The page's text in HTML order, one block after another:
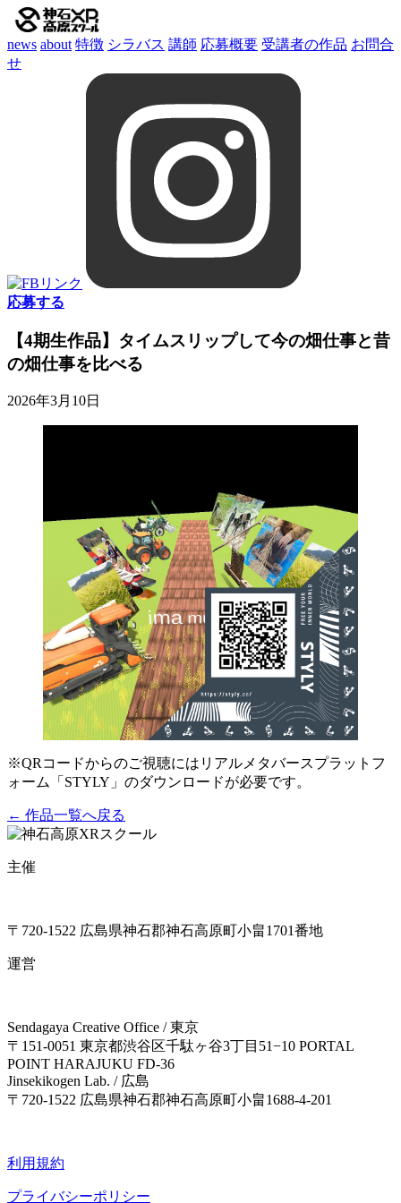
news about 特徴 シラバス 講師 応募概要 受講者の作品 お問合
せ
応募する
【4期生作品】タイムスリップして今の畑仕事と昔
の畑仕事を比べる
2026年3月10日
※QRコードからのご視聴にはリアルメタバースプラットフ
ォーム「STYLY」のダウンロードが必要です。
← 作品一覧へ戻る
主催
〒720-1522 広島県神石郡神石高原町小畠1701番地
運営
Sendagaya Creative Office / 東京
〒151-0051 東京都渋谷区千駄ヶ谷3丁目51−10 PORTAL
POINT HARAJUKU FD-36
Jinsekikogen Lab. / 広島
〒720-1522 広島県神石郡神石高原町小畠1688-4-201
利用規約
プライバシーポリシー